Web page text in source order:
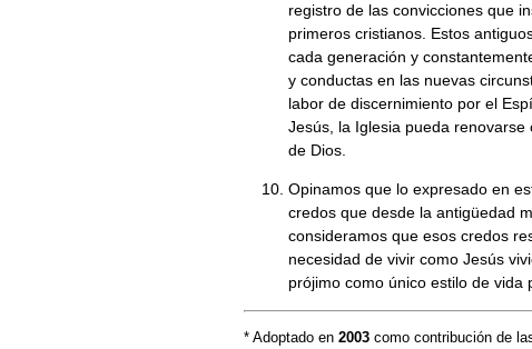
registro de las convicciones que
primeros cristianos. Estos
cada generación y
y conductas en las nuevas
labor de discernimiento por el
Jesús, la Iglesia pueda
de Dios.
Opinamos que lo expresado en
credos que desde la antigüedad
consideramos que esos credos
necesidad de vivir como Jesús
prójimo como único estilo de vida
* Adoptado en 2003 como contribución de